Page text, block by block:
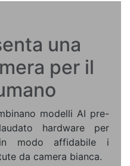
una
per il
modelli AI pre-
hardware per
in modo affidabile i
da camera bianca.